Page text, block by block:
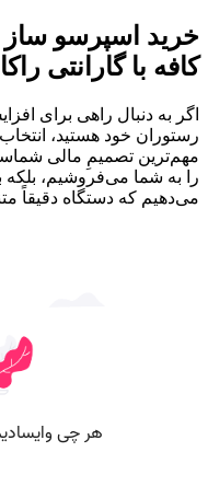
خرید اسپرسو ساز
کافه با گارانتی
اگر به دنبال راهی برای
رستوران خود هستید،
مهم‌ترین تصمیمِ مالی
را به شما می‌فروشیم، بلکه
می‌دهیم که دستگاه دقیقاً